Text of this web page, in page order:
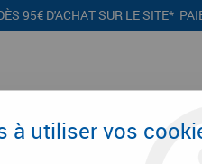
95€ D'ACHAT SUR LE SITE*
à utiliser vos